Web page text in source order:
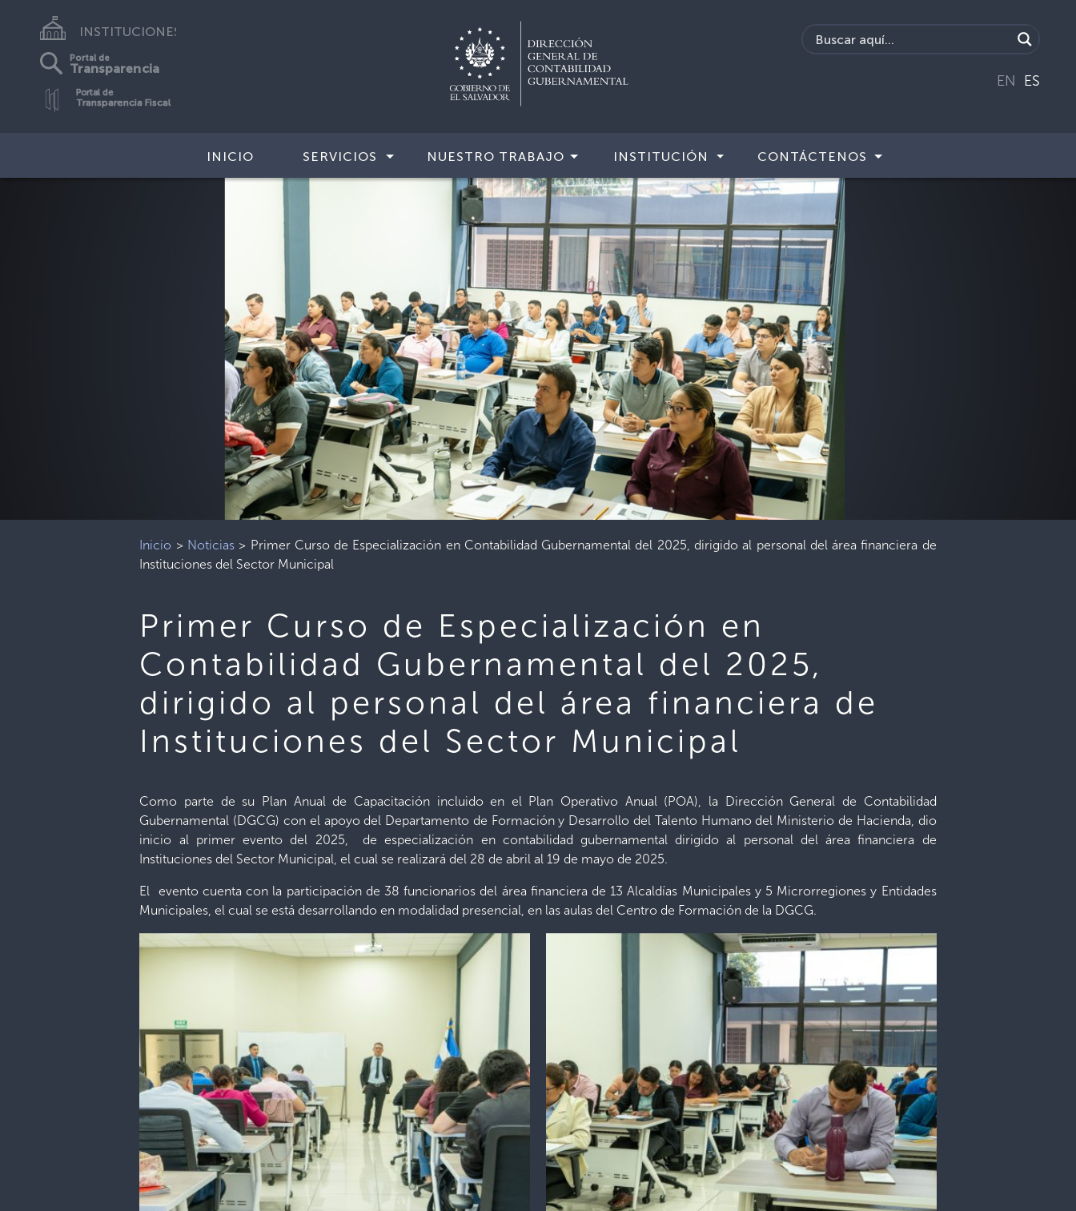
INSTITUCIONES
Portal de
Transparencia
Portal de
Transparencia Fiscal
EN ES
INICIO SERVICIOS NUESTRO TRABAJO INSTITUCIÓN CONTÁCTENOS
Inicio > Noticias> Primer Curso de Especialización en Contabilidad Gubernamental del 2025, dirigido al personal del área financiera de
Instituciones del Sector Municipal
Primer Curso de Especialización en
Contabilidad Gubernamental del 2025,
dirigido al personal del área financiera de
Instituciones del Sector Municipal
Como parte de su Plan Anual de Capacitación incluido en el Plan Operativo Anual (POA), la Dirección General de Contabilidad
Gubernamental (DGCG) con el apoyo del Departamento de Formación y Desarrollo del Talento Humano del Ministerio de Hacienda, dio
inicio al primer evento del 2025, de especialización en contabilidad gubernamental dirigido al personal del área financiera de
Instituciones del Sector Municipal, el cual se realizará del 28 de abril al 19 de mayo de 2025.
El evento cuenta con la participación de 38 funcionarios del área financiera de 13 Alcaldías Municipales y 5 Microrregiones y Entidades
Municipales, el cual se está desarrollando en modalidad presencial, en las aulas del Centro de Formación de la DGCG.